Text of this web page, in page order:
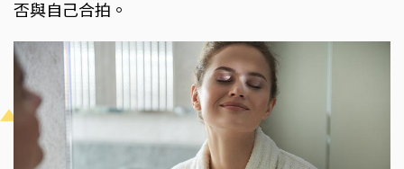
否與自己合拍。